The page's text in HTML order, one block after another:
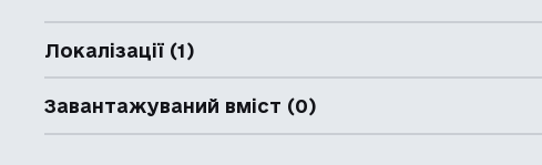
Локалізації (1)
Завантажуваний вміст (0)